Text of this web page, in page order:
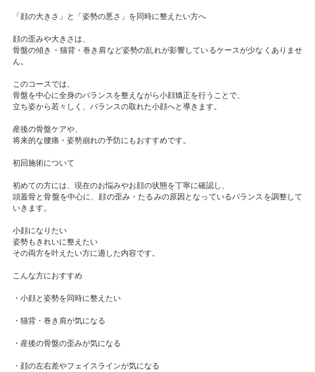
「顔の大きさ」と「姿勢の悪さ」を同時に整えたい方へ
顔の歪みや大きさは、
骨盤の傾き・猫背・巻き肩など姿勢の乱れが影響しているケースが少なくありませ
ん。
このコースでは、
骨盤を中心に全身のバランスを整えながら小顔矯正を行うことで、
立ち姿から若々しく、バランスの取れた小顔へと導きます。
産後の骨盤ケアや、
将来的な腰痛・姿勢崩れの予防にもおすすめです。
初回施術について
初めての方には、現在のお悩みやお顔の状態を丁寧に確認し、
頭蓋骨と骨盤を中心に、顔の歪み・たるみの原因となっているバランスを調整して
いきます。
小顔になりたい
姿勢もきれいに整えたい
その両方を叶えたい方に適した内容です。
こんな方におすすめ
・小顔と姿勢を同時に整えたい
・猫背・巻き肩が気になる
・産後の骨盤の歪みが気になる
・顔の左右差やフェイスラインが気になる